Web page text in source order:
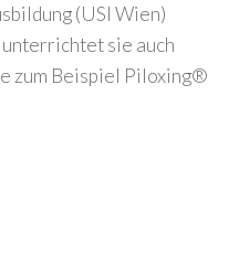
(USI Wien)
sie auch
zum Beispiel Piloxing®